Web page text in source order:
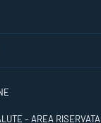
– AREA RISERVATA